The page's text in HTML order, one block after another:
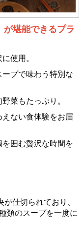
堪能できるプラ
使用。
プで味わう特別な
菜もたっぷり。
ない食体験をお届
囲む贅沢な時間を
仕切られており、
類のスープを一度に